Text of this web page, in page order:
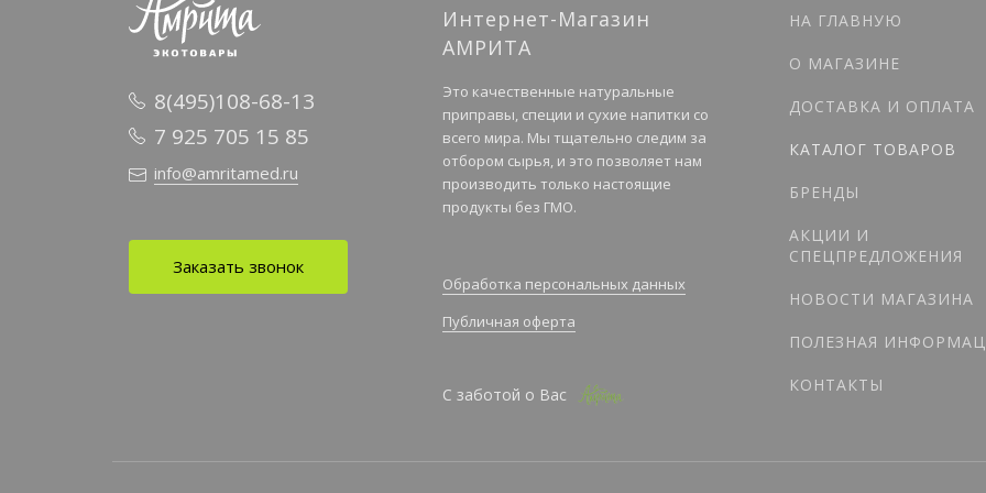
8(495)108-68-13
7 925 705 15 85
info@amritamed.ru
Заказать звонок
Интернет-Магазин
АМРИТА
Это качественные натуральные
приправы, специи и сухие напитки со
всего мира. Мы тщательно следим за
отбором сырья, и это позволяет нам
производить только настоящие
продукты без ГМО.
Обработка персональных данных
Публичная оферта
С заботой о Вас
НА ГЛАВНУЮ
О МАГАЗИНЕ
ДОСТАВКА И ОПЛАТА
КАТАЛОГ ТОВАРОВ
БРЕНДЫ
АКЦИИ И
СПЕЦПРЕДЛОЖЕНИЯ
НОВОСТИ МАГАЗИНА
ПОЛЕЗНАЯ
КОНТАКТЫ